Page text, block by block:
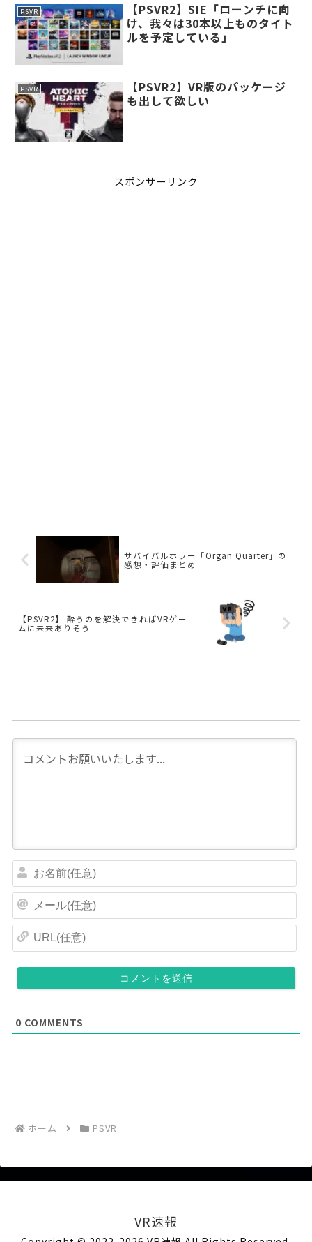
PSVR
【PSVR2】SIE「ローンチに向
け、我々は30本以上ものタイト
ルを予定している」
PSVR
【PSVR2】VR版のパッケージ
も出して欲しい
スポンサーリンク
サバイバルホラー「Organ Quarter」の
感想・評価まとめ
【PSVR2】 酔うのを解決できればVRゲー
ムに未来ありそう
前
任
)
ル
0 COMMENTS
ホーム PSVR
VR速報